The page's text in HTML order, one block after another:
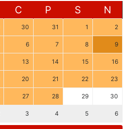
C P S N
30 31 1 2
6 7 8 9
13 14 15 16
20 21 22 23
27 28 29 30
3 4 5 6